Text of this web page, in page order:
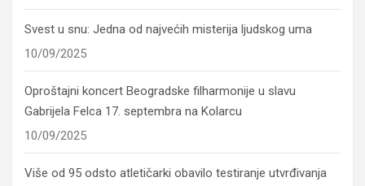
Svest u snu: Jedna od najvećih misterija ljudskog uma
10/09/2025
Oproštajni koncert Beogradske filharmonije u slavu
Gabrijela Felca 17. septembra na Kolarcu
10/09/2025
Više od 95 odsto atletičarki obavilo testiranje utvrđivanja